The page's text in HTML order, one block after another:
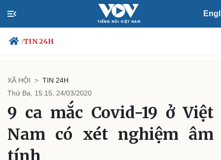
/TIN 24H
Chính trị
Đảng
Tổ chức nhân sự
Quốc hội
Nhận diện sự thật
Tin 24h
Dự báo thời tiết
Giáo dục
Dấu ấn VOV
XÃ HỘI
TIN 24H
Thứ Ba, 15:15, 24/03/2020
9 ca mắc Covid-19 ở Việt
Nam có xét nghiệm âm
tính